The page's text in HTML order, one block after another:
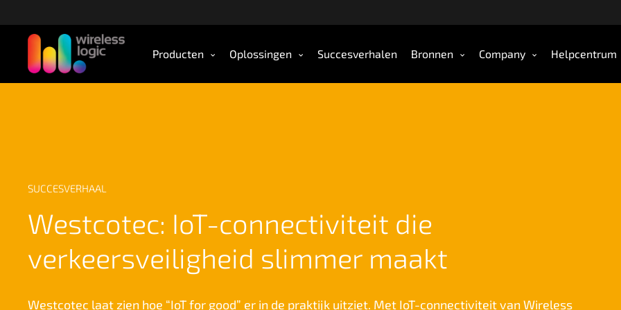
l
Producten Oplossingen Succesverhalen Bronnen Company Helpcentrum
SUCCESVERHAAL
Westcotec: IoT-connectiviteit die
verkeersveiligheid slimmer maakt
Westcotec laat zien hoe “IoT for good” er in de praktijk uitziet. Met IoT-connectiviteit van Wireless